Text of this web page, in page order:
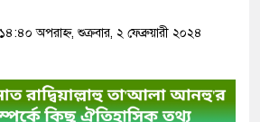
অপরাহ্ন, শুক্রবার, ২ ফেব্রুয়ারী ২০২৪